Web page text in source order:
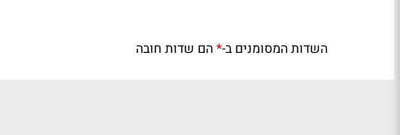
השדות המסומנים ב-*הם שדות חובה